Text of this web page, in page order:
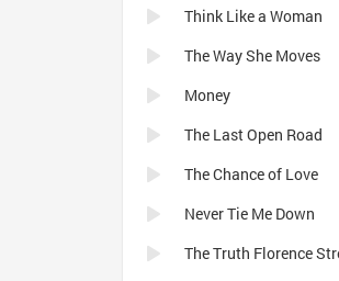
Think Like a Woman
The Way She Moves
Money
The Last Open Road
The Chance of Love
Never Tie Me Down
The Truth Florence